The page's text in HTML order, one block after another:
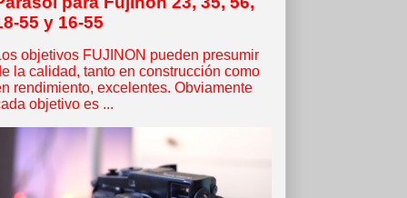
55 y 16-55
objetivos FUJINON pueden presumir
la calidad, tanto en construcción como
rendimiento, excelentes. Obviamente
objetivo es ...